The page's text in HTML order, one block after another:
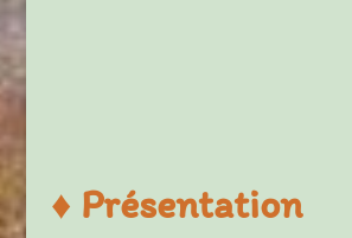
♦ Présentation